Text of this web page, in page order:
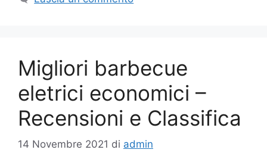
Migliori barbecue
eletrici economici –
Recensioni e Classifica
14 Novembre 2021 di admin